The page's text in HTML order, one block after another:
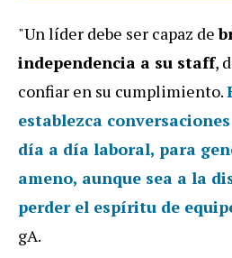
"Un líder debe ser capaz de
independencia a su staff,
confiar en su cumplimiento.
establezca
día a día laboral, para
ameno, aunque sea a la
perder el espíritu de
gA.